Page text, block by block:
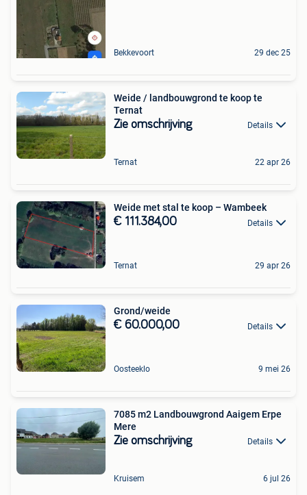
Bekkevoort 29 dec 25
Weide / landbouwgrond te koop te
Ternat
Zie omschrijving Details
Ternat 22 apr 26
Weide met stal te koop – Wambeek
€ 111.384,00 Details
Ternat 29 apr 26
Grond/weide
€ 60.000,00 Details
Oosteeklo 9 mei 26
7085 m2 Landbouwgrond Aaigem Erpe
Mere
Zie omschrijving Details
Kruisem 6 jul 26